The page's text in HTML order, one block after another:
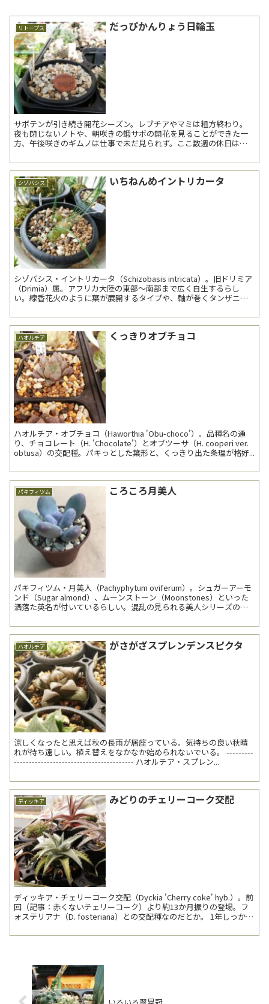
リトープス だっぴかんりょう日輪玉
サボテンが引き続き開花シーズン。レブチアやマミは粗方終わり。
夜も閉じないノトや、朝咲きの蝦サボの開花を見ることができた一
方、午後咲きのギムノは仕事で未だ見られず。ここ数週の休日は曇
シゾバシス いちねんめイントリカータ
シゾバシス・イントリカータ（Schizobasis intricata）。旧ドリミア
（Drimia）属。アフリカ大陸の東部～南部まで広く自生するらし
い。線香花火のように葉が展開するタイプや、軸が巻くタンザニア
ハオルチア くっきりオブチョコ
ハオルチア・オブチョコ（Haworthia 'Obu-choco'）。品種名の通
り、チョコレート（H. 'Chocolate'）とオブツーサ（H. cooperi ver.
obtusa）の交配種。パキっとした葉形と、くっきり出た条理が格好...
パキフィツム ころころ月美人
パキフィツム・月美人（Pachyphytum oviferum）。シュガーアーモ
ンド（Sugar almond）、ムーンストーン（Moonstones）といった
洒落た英名が付いているらしい。混乱の見られる美人シリーズの一
ハオルチア がさがざスプレンデンスピクタ
涼しくなったと思えば秋の長雨が居座っている。気持ちの良い秋晴
れが待ち遠しい。植え替えをなかなか始められないでいる。 ---------
---------------------------------------- ハオルチア・スプレン...
ディッキア みどりのチェリーコーク交配
ディッキア・チェリーコーク交配（Dyckia 'Cherry coke' hyb.）。前
回（記事：赤くないチェリーコーク）より約13か月振りの登場。フ
ォステリアナ（D. fosteriana）との交配種なのだとか。 1年しっかり